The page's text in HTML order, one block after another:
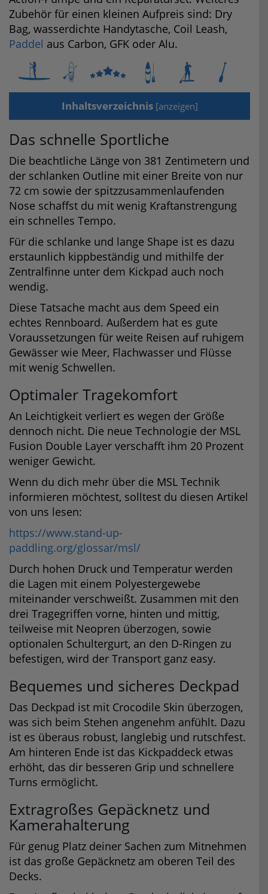
Zubehör für einen kleinen Aufpreis sind: Dry
Bag, wasserdichte Handytasche, Coil Leash,
Paddel aus Carbon, GFK oder Alu.
Inhaltsverzeichnis [anzeigen]
Das schnelle Sportliche
Die beachtliche Länge von 381 Zentimetern und
der schlanken Outline mit einer Breite von nur
72 cm sowie der spitzzusammenlaufenden
Nose schaffst du mit wenig Kraftanstrengung
ein schnelles Tempo.
Für die schlanke und lange Shape ist es dazu
erstaunlich kippbeständig und mithilfe der
Zentralfinne unter dem Kickpad auch noch
wendig.
Diese Tatsache macht aus dem Speed ein
echtes Rennboard. Außerdem hat es gute
Voraussetzungen für weite Reisen auf ruhigem
Gewässer wie Meer, Flachwasser und Flüsse
mit wenig Schwellen.
Optimaler Tragekomfort
An Leichtigkeit verliert es wegen der Größe
dennoch nicht. Die neue Technologie der MSL
Fusion Double Layer verschafft ihm 20 Prozent
weniger Gewicht.
Wenn du dich mehr über die MSL Technik
informieren möchtest, solltest du diesen Artikel
von uns lesen:
https://www.stand-up-
paddling.org/glossar/msl/
Durch hohen Druck und Temperatur werden
die Lagen mit einem Polyestergewebe
miteinander verschweißt. Zusammen mit den
drei Tragegriffen vorne, hinten und mittig,
teilweise mit Neopren überzogen, sowie
optionalen Schultergurt, an den D-Ringen zu
befestigen, wird der Transport ganz easy.
Bequemes und sicheres Deckpad
Das Deckpad ist mit Crocodile Skin überzogen,
was sich beim Stehen angenehm anfühlt. Dazu
ist es überaus robust, langlebig und rutschfest.
Am hinteren Ende ist das Kickpaddeck etwas
erhöht, das dir besseren Grip und schnellere
Turns ermöglicht.
Extragroßes Gepäcknetz und
Kamerahalterung
Für genug Platz deiner Sachen zum Mitnehmen
ist das große Gepäcknetz am oberen Teil des
Decks.